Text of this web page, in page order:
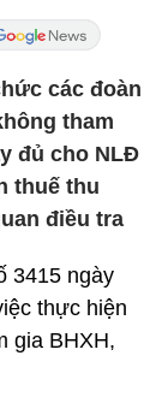
các đoàn
tham
đủ cho NLĐ
thuế thu
điều tra
3415 ngày
thực hiện
gia BHXH,